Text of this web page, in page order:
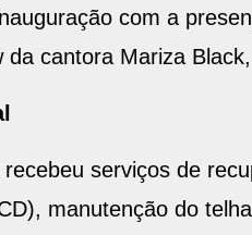
com a
da cantora Mariza
serviços de
manutenção do